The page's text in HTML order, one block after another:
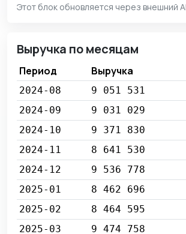
Этот блок обновляется через внешний
Выручка по месяцам
Период Выручка
2024-08 9 051 531
2024-09
9 031 029
2024-10
9 371 830
2024-11
8 641 530
2024-12
9 536 778
2025-01
8 462 696
2025-02
8 464 595
2025-03
9 474 758